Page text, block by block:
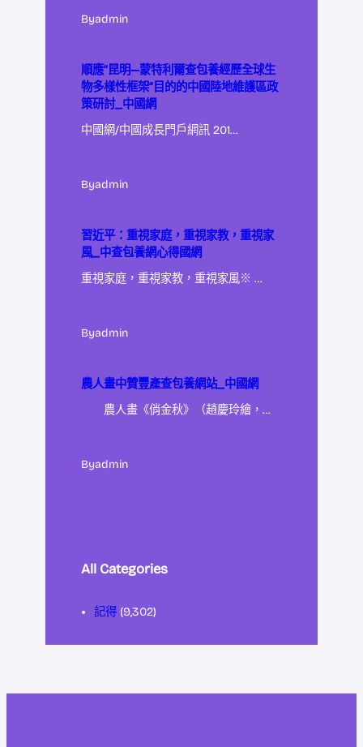
Byadmin
順應“昆明—蒙特利爾查包養經歷全球生
物多樣性框架”目的的中國陸地維護區政
策研討_中國網
中國網/中國成長門戶網訊 201…
Byadmin
習近平：重視家庭，重視家教，重視家
風_中查包養網心得國網
重視家庭，重視家教，重視家風※ …
Byadmin
農人畫中贊豐產查包養網站_中國網
農人畫《俏金秋》（趙慶玲繪，…
Byadmin
All Categories
記得 (9,302)